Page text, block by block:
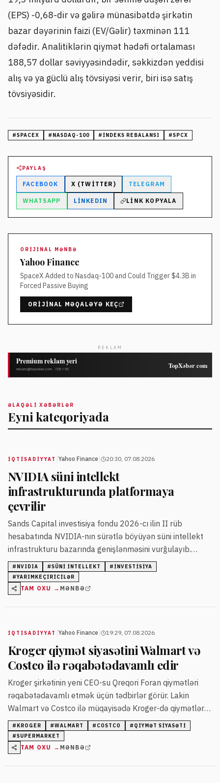
(EPS) -0,68-dir və gəlirə münasibətdə şirkətin
bazar dəyərinin faizi (EV/Gəlir) təxminən 111
dəfədir. Analitiklərin qiymət hədəfi ortalaması
188,57 dollar səviyyəsindədir, səkkizdən yeddisi
alış və ya güclü alış tövsiyəsi verir, biri isə satış
tövsiyəsidir.
#SPACEX # NASDAQ-100 # INDEKS REBALANSI #SPCX
PAYLAŞ
FACEBOOK X (TWITTER) TELEGRAM
WHATSAPP LINKEDIN LINK KOPYALA
ORIJINAL MƏNBƏ
Yahoo Finance
SpaceX Added to Nasdaq-100 and Could Trigger $4.3B in
Forced Passive Buying
ORIJINAL MƏQALƏYƏ KEÇ
REKLAM
ƏLAQƏLI XƏBƏRLƏR
Eyni kateqoriyada
İQTISADIYYAT Yahoo Finance 20:30, 07.08.2026
NVIDIA süni intellekt
infrastrukturunda platformaya
çevrilir
Sands Capital investisiya fondu 2026-cı ilin II rüb
hesabatında NVIDIA-nın sürətlə böyüyən süni intellekt
infrastrukturu bazarında genişlənməsini vurğulayıb.
Şirkətin gəlirləri və səhmdarların gəlirləri artıb, biznes
sahəsini GPU-dan sistem səviyyəli təminata qədər
genişləndirir.
# NVIDIA #SÜNI INTELLEKT # INVESTISIYA
#YARIMKEÇIRICILƏR
TAM OXU → MƏNBƏ
İQTISADIYYAT Yahoo Finance 19:29, 07.08.2026
Kroger qiymət siyasətini Walmart və
Costco ilə rəqabətədavamlı edir
Kroger şirkətinin yeni CEO-su Qreqori Foran qiymətləri
rəqabətədavamlı etmək üçün tədbirlər görür. Lakin
Walmart və Costco ilə müqayisədə Kroger-də qiymətlər
hələ də daha yüksək qalır.
# KROGER #WALMART # COSTCO # QIYMƏT SIYASƏTI
#SUPERMARKET
TAM OXU → MƏNBƏ